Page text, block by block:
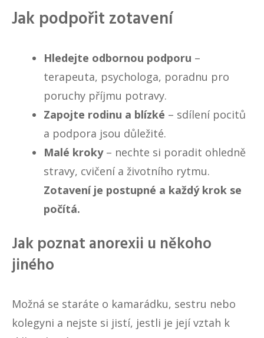
Jak podpořit zotavení
Hledejte odbornou podporu –
terapeuta, psychologa, poradnu pro
poruchy příjmu potravy.
Zapojte rodinu a blízké – sdílení pocitů
a podpora jsou důležité.
Malé kroky– nechte si poradit ohledně
stravy, cvičení a životního rytmu.
Zotavení je postupné a každý krok se
počítá.
Jak poznat anorexii u někoho
jiného
Možná se staráte o kamarádku, sestru nebo
kolegyni a nejste si jistí, jestli je její vztah k